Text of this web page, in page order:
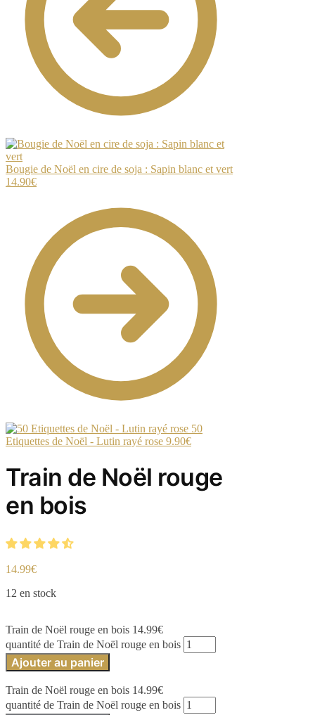
Bougie de Noël en cire de soja : Sapin blanc et vert
14.90€
50
Etiquettes de Noël - Lutin rayé rose 9.90€
Train de Noël rouge
en bois
14.99€
12 en stock
Train de Noël rouge en bois 14.99€
quantité de Train de Noël rouge en bois
Ajouter au panier
Train de Noël rouge en bois 14.99€
quantité de Train de Noël rouge en bois